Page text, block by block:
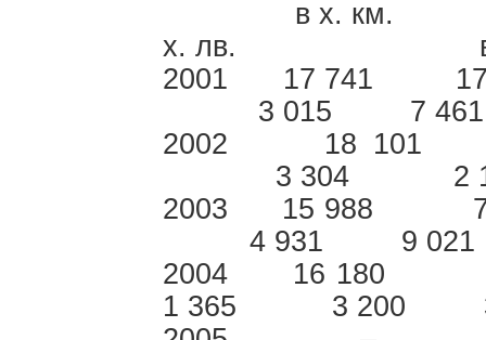
в х.
х. лв. в
2001 17 741
3 015 7 461
2002 18
3 304 2
2003 15 988
4 931 9 021
2004 16
1 365 3 200 3